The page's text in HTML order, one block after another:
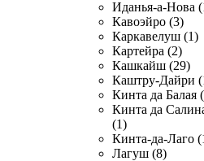
Иданья-а-Нова
Кавоэйро (3)
Каркавелуш (1)
Картейра (2)
Кашкайш (29)
Каштру-Дайри
Кинта да Балая
Кинта да
(1)
Кинта-да-Лаго
Лагуш (8)